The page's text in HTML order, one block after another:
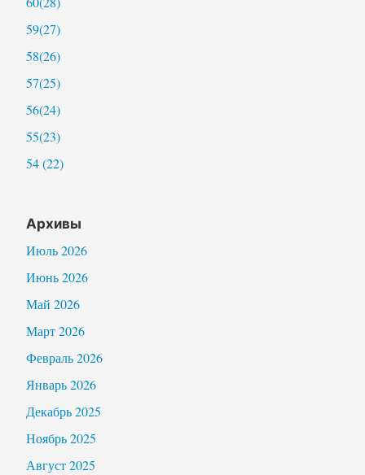
59(27)
58(26)
57(25)
56(24)
55(23)
54 (22)
Архивы
Июль 2026
Июнь 2026
Май 2026
Март 2026
Февраль 2026
Январь 2026
Декабрь 2025
Ноябрь 2025
Август 2025